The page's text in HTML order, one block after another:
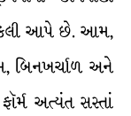
આપે છે. આમ,
બિનખર્ચાળ અને
અત્યંત સસ્તાં